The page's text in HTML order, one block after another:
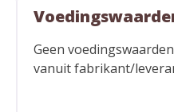
Geen
vanuit fabrikant/